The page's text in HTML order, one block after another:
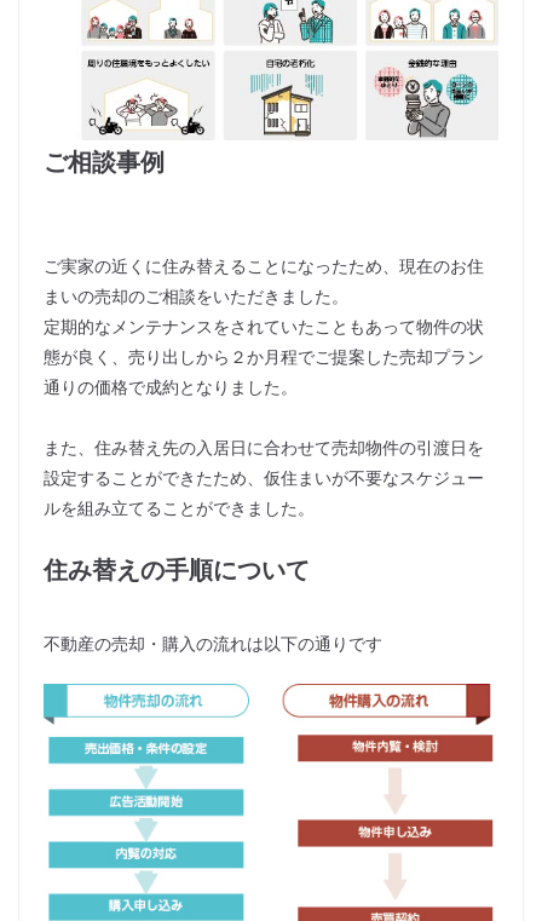
ご相談事例
ご実家の近くに住み替えることになったため、現在のお住
まいの売却のご相談をいただきました。
定期的なメンテナンスをされていたこともあって物件の状
態が良く、売り出しから２か月程でご提案した売却プラン
通りの価格で成約となりました。
また、住み替え先の入居日に合わせて売却物件の引渡日を
設定することができたため、仮住まいが不要なスケジュー
ルを組み立てることができました。
住み替えの手順について
不動産の売却・購入の流れは以下の通りです